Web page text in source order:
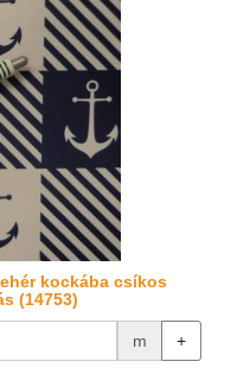
kockába csíkos
(14753)
m +